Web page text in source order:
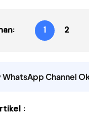
1 2
WhatsApp Channel
: